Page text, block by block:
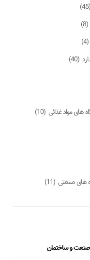
(45)
(8)
(4)
(40)
های مواد غذائی (10)
های صنعتی (11)
صنعت و ساختمان